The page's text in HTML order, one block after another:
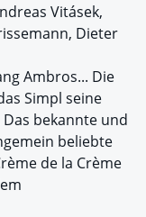
Vitásek,
Dieter
Ambros... Die
Simpl seine
bekannte und
beliebte
de la Crème